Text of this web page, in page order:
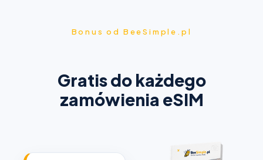
Bonus od BeeSimple.pl
Gratis do każdego
zamówienia eSIM